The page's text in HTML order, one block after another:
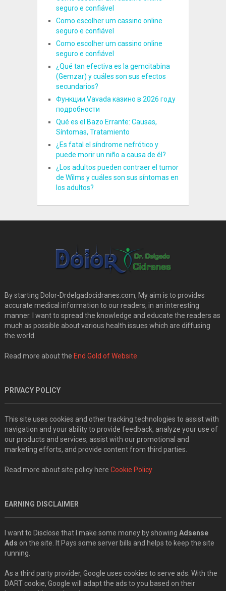
seguro e confiável
Como escolher um cassino online
seguro e confiável
Como escolher um cassino online
seguro e confiável
¿Qué tan efectiva es la gemcitabina
(Gemzar) y cuáles son sus efectos
secundarios?
Функции Vavada казино в 2026 году
подробности
Qué es el Bazo Errante: Causas,
Síntomas, Tratamiento
¿Es fatal el síndrome nefrótico y
puede morir un niño a causa de él?
¿Los adultos pueden contraer el tumor
de Wilms y cuáles son sus síntomas en
los adultos?
By starting Dolor-Drdelgadocidranes.com, My aim is to provides
accurate medical information to our readers, in an interesting
manner. I want to spread the knowledge and educate the readers as
much as possible about various health issues which are diffusing
the world.
Read more about the End Gold of Website
PRIVACY POLICY
This site uses cookies and other tracking technologies to assist with
navigation and your ability to provide feedback, analyze your use of
our products and services, assist with our promotional and
marketing efforts, and provide content from third parties.
Read more about site policy here Cookie Policy
EARNING DISCLAIMER
I want to Disclose that I make some money by showing Adsense
Ads on the site. It Pays some server bills and helps to keep the site
running.
As a third party provider, Google uses cookies to serve ads. With the
DART cookie, Google will adapt the ads to you based on their